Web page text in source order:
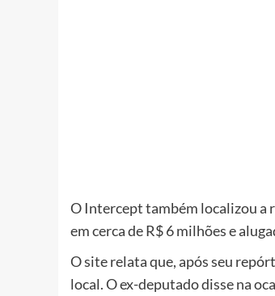
O Intercept também localizou a
em cerca de R$ 6 milhões e
O site relata que, após seu
local. O ex-deputado disse na